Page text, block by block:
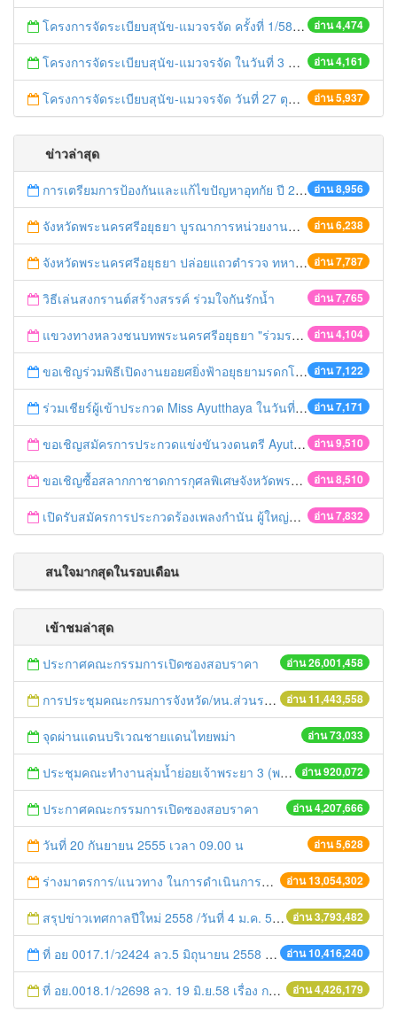
อ่าน 4,474
โครงการจัดระเบียบสุนัข-แมวจรจัด ครั้งที่ 1/58
อ่าน 4,161
โครงการจัดระเบียบสุนัข-แมวจรจัด ในวันที่ 3 พฤศจิกายน 2557
อ่าน 5,937
โครงการจัดระเบียบสุนัข-แมวจรจัด วันที่ 27 ตุลาคม 2557
ข่าวล่าสุด
อ่าน 8,956
การเตรียมการป้องกันและแก้ไขปัญหาอุทกัย ปี 2561
อ่าน 6,238
จังหวัดพระนครศรีอยุธยา บูรณาการหน่วยงานที่เกี่ยวข้อง ลงพื้นที่จัดระเบียบและดำเนินมาตรการตามบทลงโทษสูงสุดกับผู้ประกอบการร้านค้าที่ยังฝ่าฝืนตั้งร้านค้ารุกล้ำเขตพื้นที่ทางหลวง เตรียมความปลอดภัยก่อนเทศกาลสงกรานต์
อ่าน 7,787
จังหวัดพระนครศรีอยุธยา ปล่อยแถวตำรวจ ทหาร ฝ่ายปกครอง กว่า 100 นาย ตรวจเข้มท่ารถสาธารณะ สถานีขนส่งรถโดยสาร วินรถตู้ และสถานีรถไฟ เตรียมรับมือเทศกาลสงกรานต์
อ่าน 7,765
วิธีเล่นสงกรานต์สร้างสรรค์ ร่วมใจกันรักน้ำ
อ่าน 4,104
แขวงทางหลวงชนบทพระนครศรีอยุธยา "ร่วมรณรงค์ ขับช้า เปิดไฟหน้า คาดเข็มขัด" เทศกาลสงกรานต์ ปี 2561
อ่าน 7,122
ขอเชิญร่วมพิธีเปิดงานยอยศยิ่งฟ้าอยุธยามรดกโลก
อ่าน 7,171
ร่วมเชียร์ผู้เข้าประกวด Miss Ayutthaya ในวันที่ 15 ธันวาคม 2560
อ่าน 9,510
ขอเชิญสมัครการประกวดแข่งขันวงดนตรี Ayutthaya battle of the bands
อ่าน 8,510
ขอเชิญซื้อสลากกาชาดการกุศลพิเศษจังหวัดพระนครศรีอยุธยา 2560
อ่าน 7,832
เปิดรับสมัครการประกวดร้องเพลงกำนัน ผู้ใหญ่บ้าน ฯลฯ
สนใจมากสุดในรอบเดือน
เข้าชมล่าสุด
อ่าน 26,001,458
ประกาศคณะกรรมการเปิดซองสอบราคา
อ่าน 11,443,558
การประชุมคณะกรมการจังหวัด/หน.ส่วนราชการประจำเดือน มิถุนายน 2558
อ่าน 73,033
จุดผ่านแดนบริเวณชายแดนไทยพม่า
อ่าน 920,072
ประชุมคณะทำงานลุ่มน้ำย่อยเจ้าพระยา 3 (พระนครศรีอยุธยา-ปทุมธานี) ครั้งที่ 1/2558
อ่าน 4,207,666
ประกาศคณะกรรมการเปิดซองสอบราคา
อ่าน 5,628
วันที่ 20 กันยายน 2555 เวลา 09.00 น
อ่าน 13,054,302
ร่างมาตรการ/แนวทาง ในการดำเนินการประกอบการตรวจราชการแบบบูรณาการ
อ่าน 3,793,482
สรุปข่าวเทศกาลปีใหม่ 2558 /วันที่ 4 ม.ค. 58
อ่าน 10,416,240
ที่ อย 0017.1/ว2424 ลว.5 มิถุนายน 2558 เรื่อง แจ้งกำหนดตรวจประเมินและให้คะแนนหน่วยงานที่สมัครเข้าร่วมโครงการพัฒนาหน่วยงานต้นแบบในการจัดตั้งศูนย์ข้อมูลข่าวสารของราชการฯ ประจำปีงบประมาณ พ.ศ. 2558
อ่าน 4,426,179
ที่ อย.0018.1/ว2698 ลว. 19 มิ.ย.58 เรื่อง การแก้ไขปัญหาหนี้สินให้แก่เกษตรกร